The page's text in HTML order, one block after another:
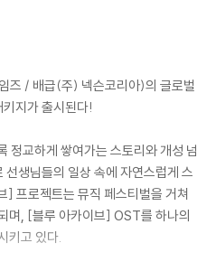
즈 / 배급(주) 넥슨코리아)의 글로벌
지가 출시된다!
정교하게 쌓여가는 스토리와 개성 넘
생님들의 일상 속에 자연스럽게 스
] 프로젝트는 뮤직 페스티벌을 거쳐
며, [블루 아카이브] OST를 하나의
키고 있다.